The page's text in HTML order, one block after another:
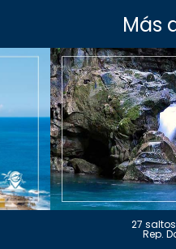
Más
27
Rep.